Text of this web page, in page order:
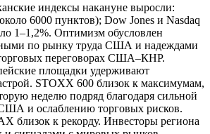
индексы накануне выросли:
6000 пунктов); Dow Jones и Nasdaq
1–1,2%. Оптимизм обусловлен
по рынку труда США и надеждами
переговорах США–КНР.
площадки удерживают
STOXX 600 близок к максимумам,
неделю подряд благодаря сильной
США и ослаблению торговых рисков.
близок к рекорду. Инвесторы региона